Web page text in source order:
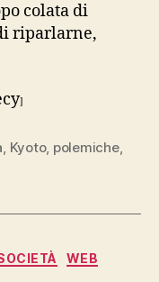
colata di
riparlarne,
]
Kyoto, polemiche,
WEB